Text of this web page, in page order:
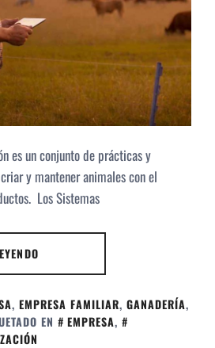
es un conjunto de prácticas y
y mantener animales con el
Los Sistemas
, EMPRESA FAMILIAR, GANADERÍA,
EN EMPRESA,